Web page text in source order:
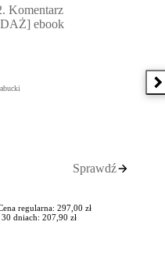
Komentarz
ebook
Sprawdź
regularna: 297,00 zł
dniach: 207,90 zł